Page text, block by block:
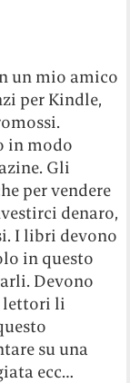
un mio amico
per Kindle,
in modo
Gli
per vendere
denaro,
I libri devono
in questo
Devono
lettori li
su una
ecc…